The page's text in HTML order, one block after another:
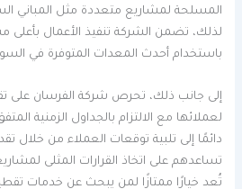
المسلحة لمشاريع متعددة مثل المباني
لذلك، تضمن الشركة تنفيذ الأعمال بأعلى
باستخدام أحدث المعدات المتوفرة في
إلى جانب ذلك، تحرص شركة الفرسان على
لعملائها مع الالتزام بالجداول الزمنية
دائمًا إلى تلبية توقعات العملاء من خلال
تساعدهم على اتخاذ القرارات المثلى
تُعد خيارًا ممتازًا لمن يبحث عن خدمات